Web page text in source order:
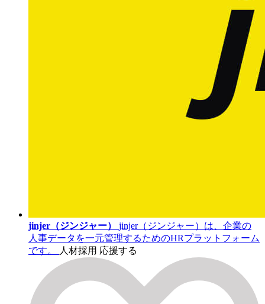
jinjer（ジンジャー）
jinjer（ジンジャー）は、企業の
人事データを一元管理するためのHRプラットフォーム
です。
人材採用 応援する